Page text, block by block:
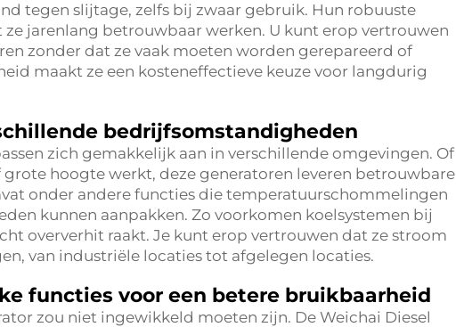
tegen slijtage, zelfs bij zwaar gebruik. Hun robuuste
jarenlang betrouwbaar werken. U kunt erop vertrouwen
zonder dat ze vaak moeten worden gerepareerd of
maakt ze een kosteneffectieve keuze voor langdurig
bedrijfsomstandigheden
zich gemakkelijk aan in verschillende omgevingen. Of
hoogte werkt, deze generatoren leveren betrouwbare
onder andere functies die temperatuurschommelingen
kunnen aanpakken. Zo voorkomen koelsystemen bij
oververhit raakt. Je kunt erop vertrouwen dat ze stroom
van industriële locaties tot afgelegen locaties.
functies voor een betere bruikbaarheid
zou niet ingewikkeld moeten zijn. De Weichai Diesel